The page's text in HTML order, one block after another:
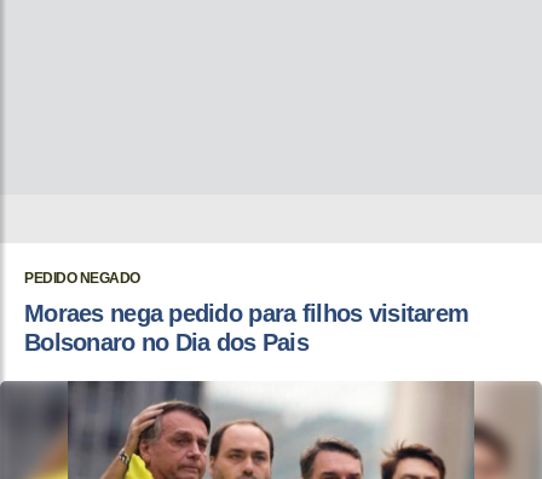
PEDIDO NEGADO
Moraes nega pedido para filhos visitarem
Bolsonaro no Dia dos Pais